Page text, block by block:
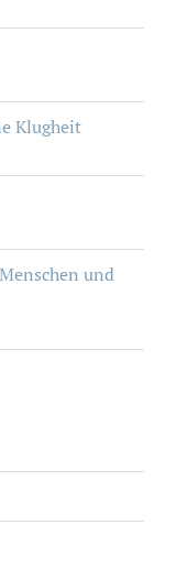
Klugheit
und